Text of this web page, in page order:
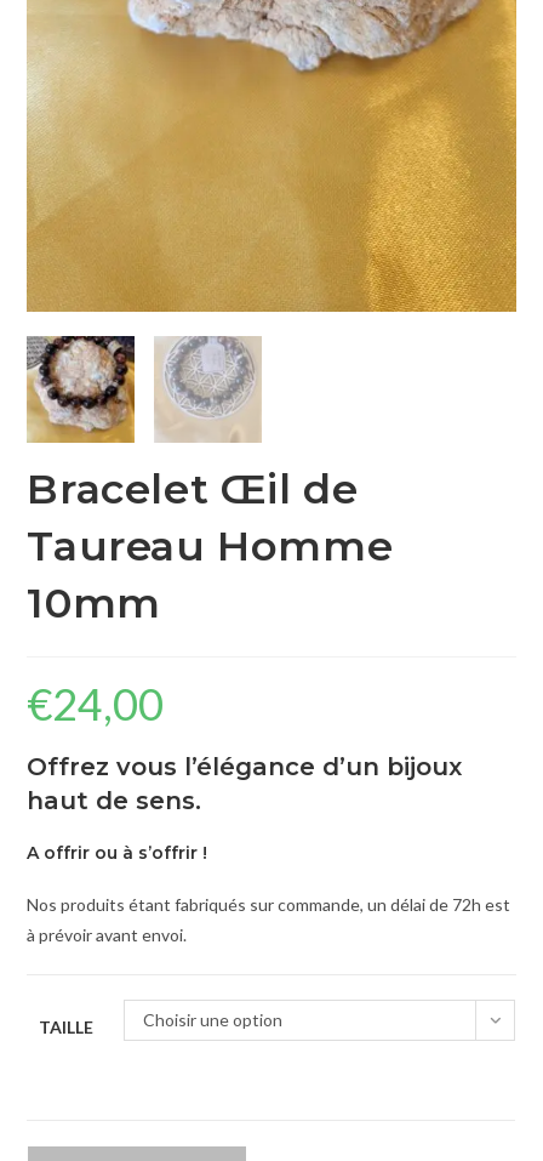
Bracelet Œil de
Taureau Homme
10mm
€24,00
Offrez vous l’élégance d’un bijoux
haut de sens.
A offrir ou à s’offrir !
Nos produits étant fabriqués sur commande, un délai de 72h est
à prévoir avant envoi.
TAILLE Choisir une option